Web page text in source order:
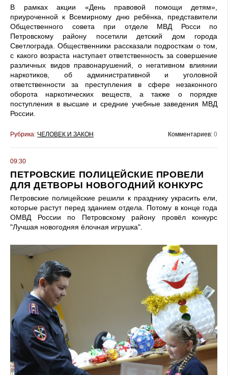
В рамках акции «День правовой помощи детям»,
приуроченной к Всемирному дню ребёнка, представители
Общественного совета при отделе МВД Росси по
Петровскому району посетили детский дом города
Светлограда. Общественники рассказали подросткам о том,
с какого возраста наступает ответственность за совершение
различных видов правонарушений, о негативном влиянии
наркотиков, об административной и уголовной
ответственности за преступления в сфере незаконного
оборота наркотических веществ, а также о порядке
поступления в высшие и средние учебные заведения МВД
России.
Рубрика: ЧЕЛОВЕК И ЗАКОН Комментариев: 0
09:30
ПЕТРОВСКИЕ ПОЛИЦЕЙСКИЕ ПРОВЕЛИ
ДЛЯ ДЕТВОРЫ НОВОГОДНИЙ КОНКУРС
Петровские полицейские решили к празднику украсить ели,
которые растут перед зданием отдела. Потому в конце года
ОМВД России по Петровскому району провёл конкурс
"Лучшая новогодняя ёлочная игрушка".